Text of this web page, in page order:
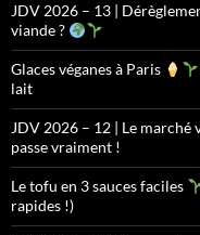
JDV 2026 – 13 |
viande ?
Glaces véganes à Paris
lait
JDV 2026 – 12 | Le marché
passe vraiment !
Le tofu en 3 sauces faciles
rapides !)